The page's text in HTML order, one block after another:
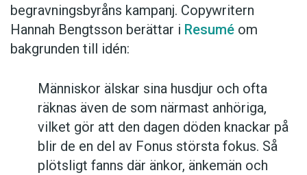
begravningsbyråns kampanj. Copywritern
Hannah Bengtsson berättar i Resumé om
bakgrunden till idén:
Människor älskar sina husdjur och ofta
räknas även de som närmast anhöriga,
vilket gör att den dagen döden knackar på
blir de en del av Fonus största fokus. Så
plötsligt fanns där änkor, änkemän och